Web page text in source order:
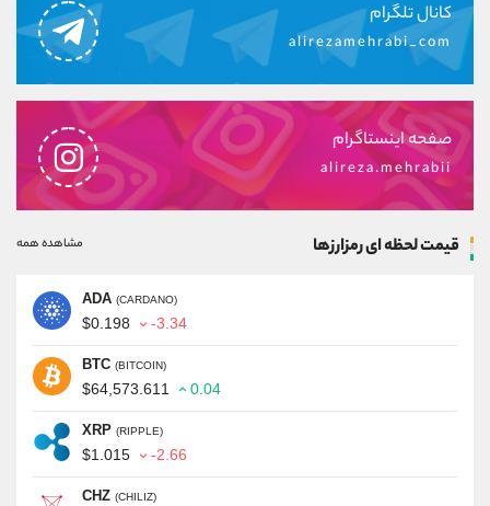
کانال تلگرام
alirezamehrabi_com
صفحه اینستاگرام
alireza.mehrabii
قیمت لحظه ای رمزارزها مشاهده همه
ADA (CARDANO)
$0.198 -3.34
BTC (BITCOIN)
$64,573.611 0.04
XRP (RIPPLE)
$1.015 -2.66
CHZ (CHILIZ)